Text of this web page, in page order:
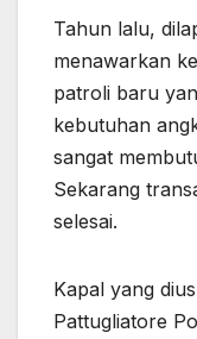
Tahun lalu,
menawarkan
patroli baru
kebutuhan
sangat
Sekarang
selesai.
Kapal yang
Pattugliatore